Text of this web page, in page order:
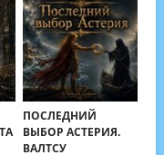
ПОСЛЕДНИЙ
ВЫБОР АСТЕРИЯ.
ВАЛТСУ